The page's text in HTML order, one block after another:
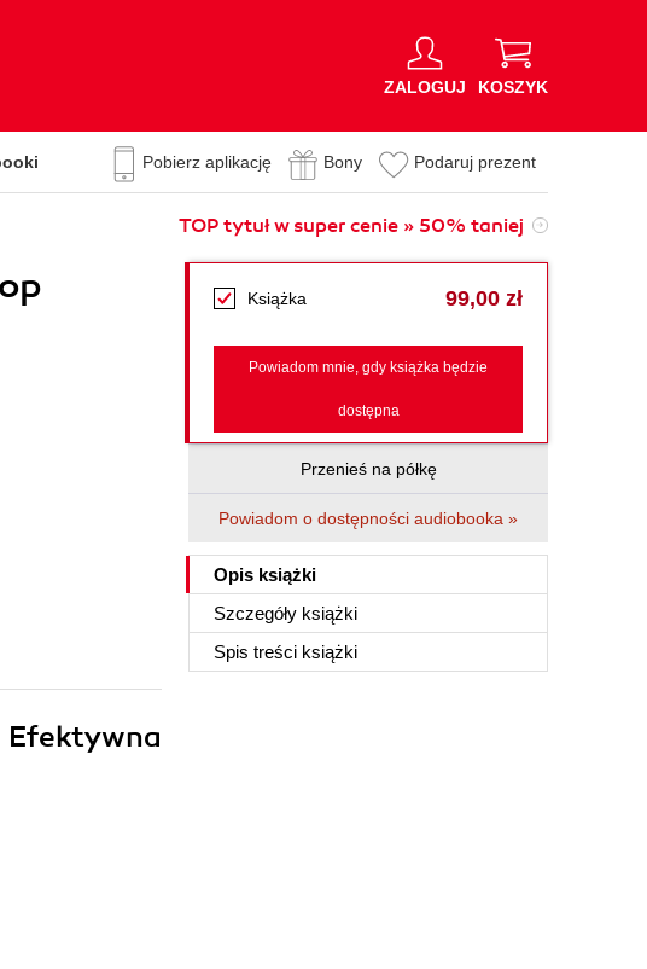
ZALOGUJ KOSZYK
Pobierz aplikację Bony Podaruj prezent
TOP tytuł w super cenie » 50% taniej
Książka 99,00 zł
Powiadom mnie, gdy książka będzie
dostępna
Przenieś na półkę
Powiadom o dostępności audiobooka »
Opis książki
Szczegóły książki
Spis treści książki
Efektywna